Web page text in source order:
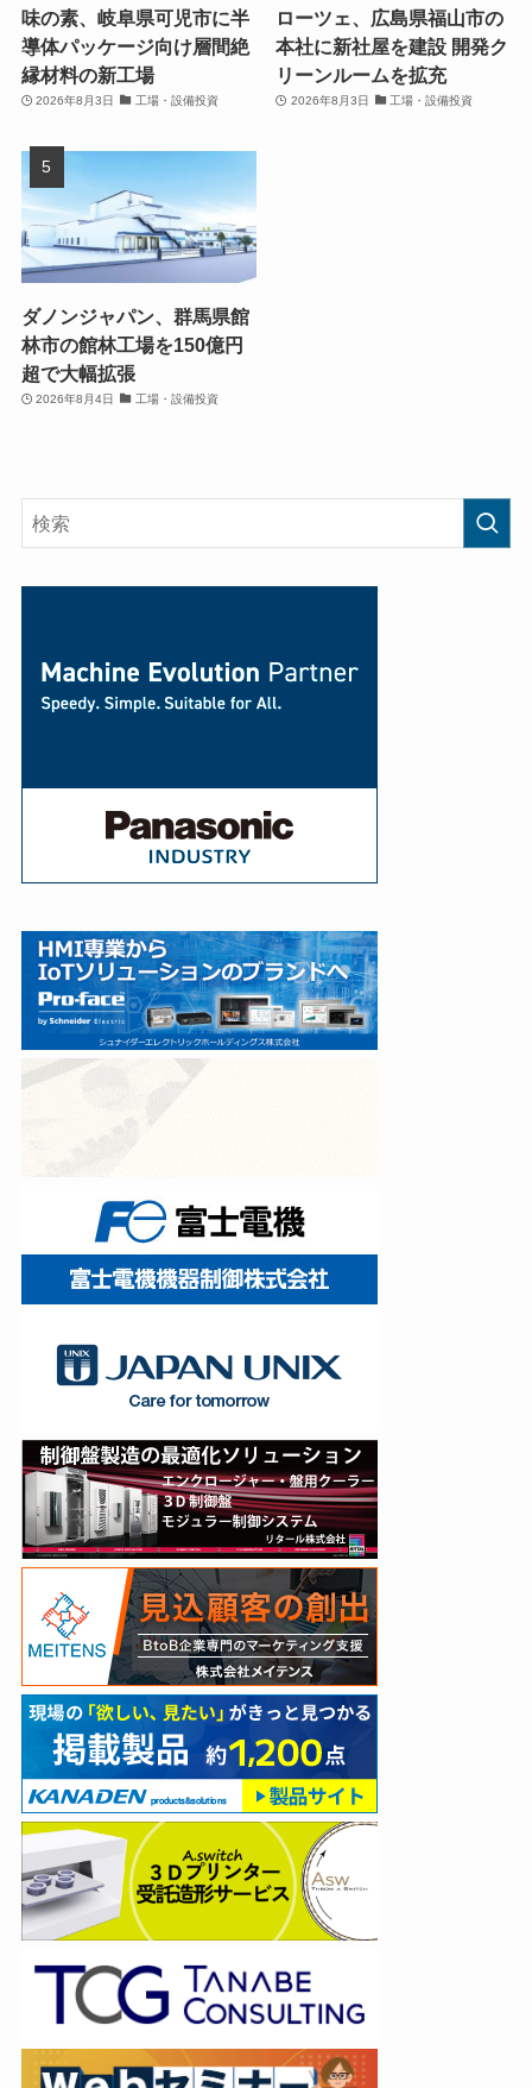
味の素、岐阜県可児市に半
導体パッケージ向け層間絶
縁材料の新工場
2026年8月3日 工場・設備投資
ローツェ、広島県福山市の
本社に新社屋を建設 開発ク
リーンルームを拡充
2026年8月3日 工場・設備投資
ダノンジャパン、群馬県館
林市の館林工場を150億円
超で大幅拡張
2026年8月4日 工場・設備投資